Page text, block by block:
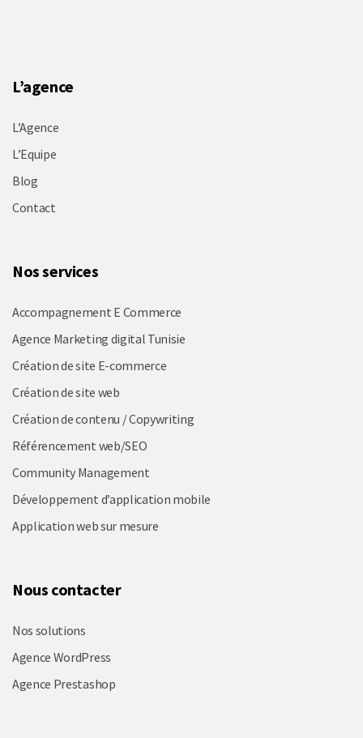
L’agence
L’Agence
L’Equipe
Blog
Contact
Nos services
Accompagnement E Commerce
Agence Marketing digital Tunisie
Création de site E-commerce
Création de site web
Création de contenu / Copywriting
Référencement web/SEO
Community Management
Développement d’application mobile
Application web sur mesure
Nous contacter
Nos solutions
Agence WordPress
Agence Prestashop